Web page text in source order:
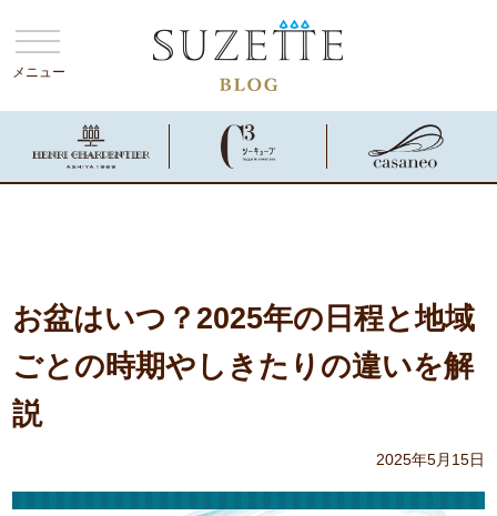
メニュー
お盆はいつ？2025年の日程と地域
ごとの時期やしきたりの違いを解
説
2025年5月15日